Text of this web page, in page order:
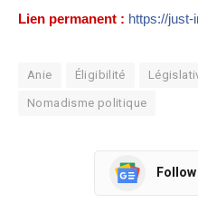
Lien permanent : https://
Anie Éligibilité
Nomadisme politique